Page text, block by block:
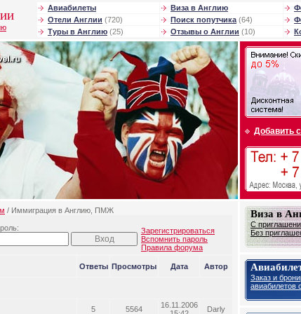
Авиабилеты Виза в Англию
Отели Англии (720) Поиск попутчика (64)
Туры в Англию (25) Отзывы о Англии (10)
Добавить
/ Иммиграция в Англию, ПМЖ
Зарегистрироваться
Вспомнить пароль
Правила форума
Ответы Просмотры Дата Автор
5 5564
16.11.2006
Darly
Виза в
С
Без
Заказ и
авиабилетов